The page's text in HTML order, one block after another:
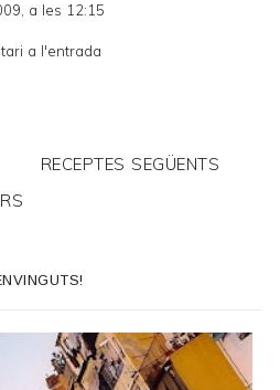
a les 12:15
a l'entrada
RECEPTES SEGÜENTS